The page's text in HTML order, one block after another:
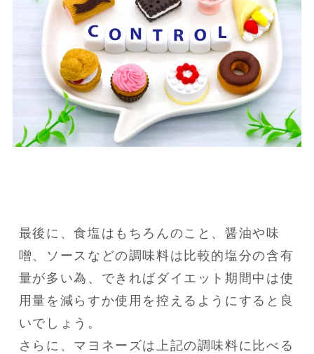
最後に、食塩はもちろんのこと、醤油や味
噌、ソースなどの調味料は比較的塩分の含有
量が多い為、できればダイエット期間中は使
用量を減らすか使用を控えるようにすると良
いでしょう。
さらに、マヨネーズは上記の調味料に比べる